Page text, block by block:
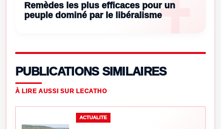
Remèdes les plus efficaces pour un
peuple dominé par le libéralisme
PUBLICATIONS SIMILAIRES
À LIRE AUSSI SUR LECATHO
ACTUALITE